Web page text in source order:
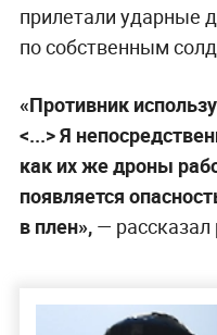
прилетали ударные
по собственным
«Противник
<...> Я
как их же дроны
появляется
в плен», —